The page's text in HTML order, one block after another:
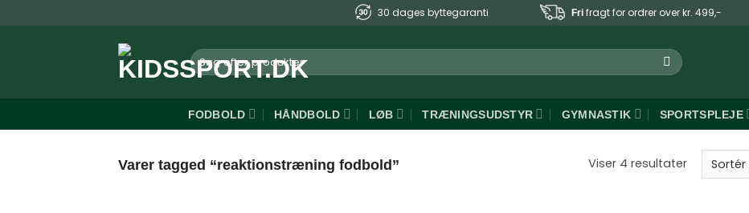
til
30 dages byttegaranti Fri fragt for ordrer over kr. 499,-
Søg
efter:
FODBOLD HÅNDBOLD LØB TRÆNINGSUDSTYR GYMNASTIK SPORTSPLEJE
Varer tagged “reaktionstræning fodbold” Viser 4 resultaterSorteret
efter